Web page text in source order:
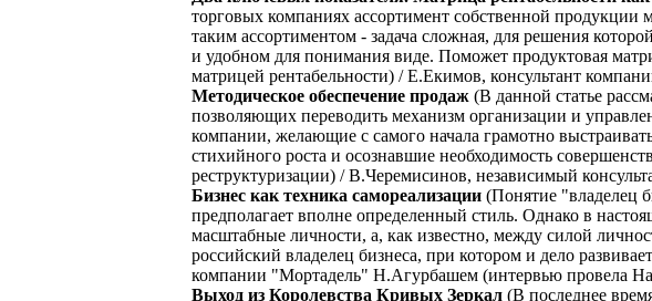
торговых компаниях ассортимент собственной
таким ассортиментом - задача сложная, для решения
и удобном для понимания виде. Поможет продуктовая
матрицей рентабельности) / Е.Екимов, консультант
Методическое обеспечение продаж (В данной статье
позволяющих переводить механизм организации и
компании, желающие с самого начала грамотно
стихийного роста и осознавшие необходимость
реструктуризации) / В.Черемисинов, независимый
Бизнес как техника самореализации (Понятие "владелец
предполагает вполне определенный стиль. Однако в
масштабные личности, а, как известно, между силой
российский владелец бизнеса, при котором и дело
компании "Мортадель" Н.Агурбашем (интервью провела
Выход из Королевства Кривых Зеркал (В последнее